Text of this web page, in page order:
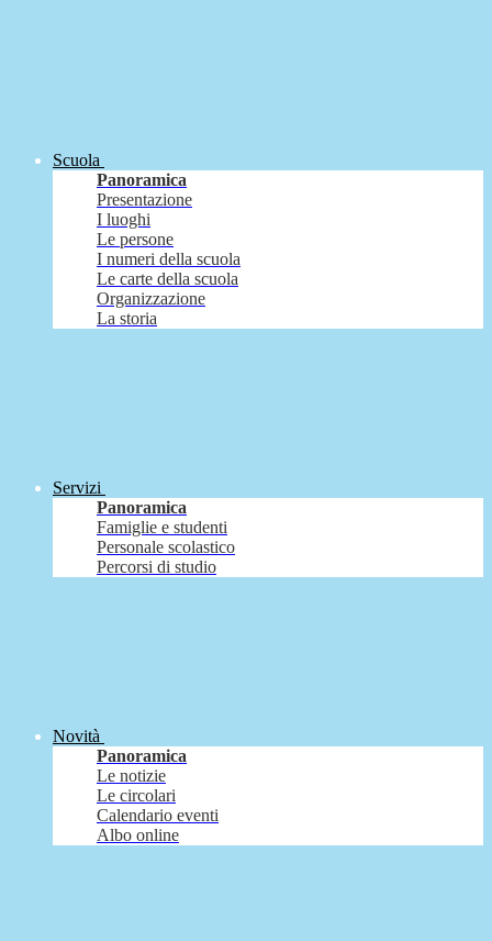
Scuola
Panoramica
Presentazione
I luoghi
Le persone
I numeri della scuola
Le carte della scuola
Organizzazione
La storia
Servizi
Panoramica
Famiglie e studenti
Personale scolastico
Percorsi di studio
Novità
Panoramica
Le notizie
Le circolari
Calendario eventi
Albo online